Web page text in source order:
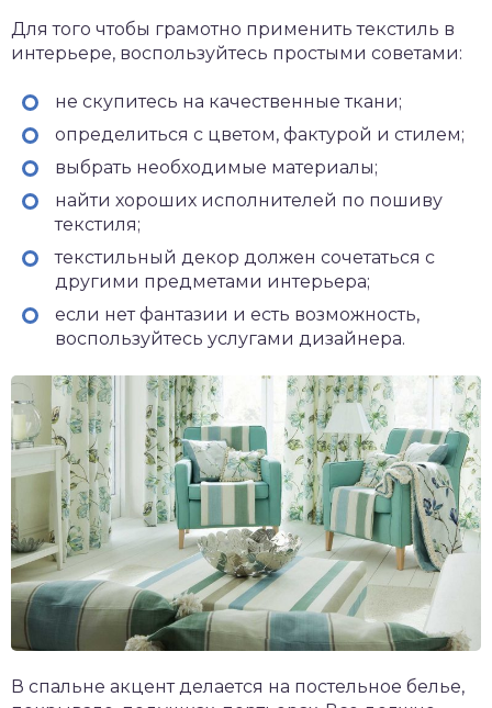
Для того чтобы грамотно применить текстиль в
интерьере, воспользуйтесь простыми советами:
не скупитесь на качественные ткани;
определиться с цветом, фактурой и стилем;
выбрать необходимые материалы;
найти хороших исполнителей по пошиву
текстиля;
текстильный декор должен сочетаться с
другими предметами интерьера;
если нет фантазии и есть возможность,
воспользуйтесь услугами дизайнера.
В спальне акцент делается на постельное белье,